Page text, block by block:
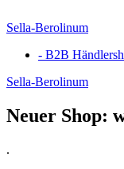
Sella-Berolinum
- B2B
Sella-Berolinum
Neuer Shop:
.